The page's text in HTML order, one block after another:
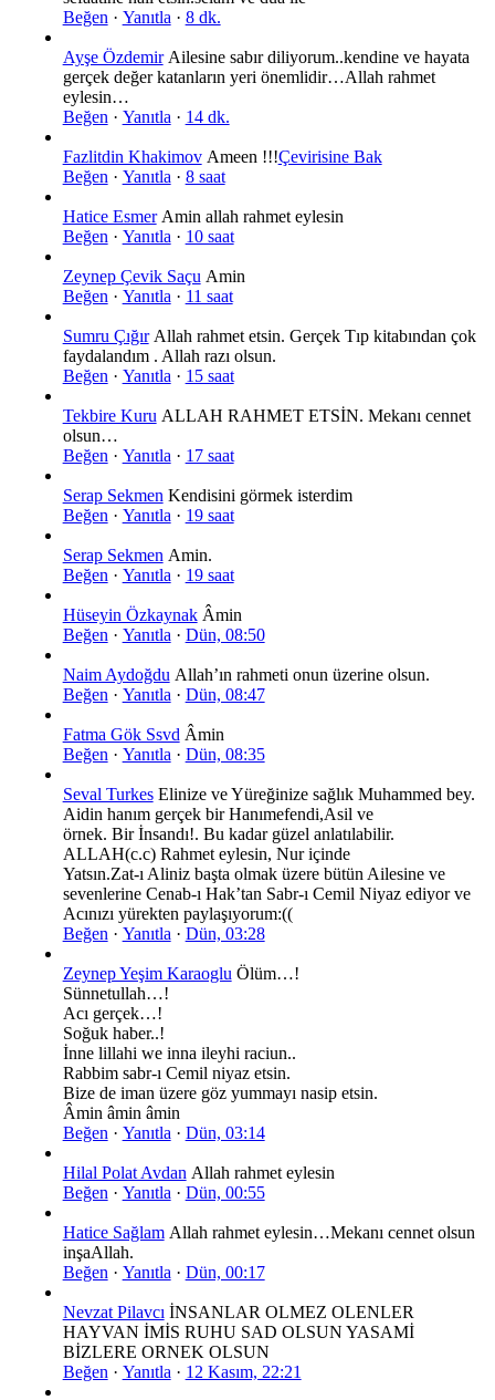
Beğen · Yanıtla · 8 dk.
Ayşe ÖzdemirAilesine sabır diliyorum..kendine ve hayata
gerçek değer katanların yeri önemlidir…Allah rahmet
eylesin…
Beğen · Yanıtla · 14 dk.
Fazlitdin KhakimovAmeen !!!Çevirisine Bak
Beğen · Yanıtla · 8 saat
Hatice EsmerAmin allah rahmet eylesin
Beğen · Yanıtla · 10 saat
Zeynep Çevik Saçu Amin
Beğen · Yanıtla · 11 saat
Sumru ÇığırAllah rahmet etsin. Gerçek Tıp kitabından çok
faydalandım . Allah razı olsun.
Beğen · Yanıtla · 15 saat
Tekbire Kuru ALLAH RAHMET ETSİN. Mekanı cennet
olsun…
Beğen · Yanıtla · 17 saat
Serap Sekmen Kendisini görmek isterdim
Beğen · Yanıtla · 19 saat
Serap Sekmen Amin.
Beğen · Yanıtla · 19 saat
Hüseyin ÖzkaynakÂmin
Beğen · Yanıtla · Dün, 08:50
Naim Aydoğdu Allah’ın rahmeti onun üzerine olsun.
Beğen · Yanıtla · Dün, 08:47
Fatma Gök Ssvd Âmin
Beğen · Yanıtla · Dün, 08:35
Seval TurkesElinize ve Yüreğinize sağlık Muhammed bey.
Aidin hanım gerçek bir Hanımefendi,Asil ve
örnek. Bir İnsandı!. Bu kadar güzel anlatılabilir.
ALLAH(c.c) Rahmet eylesin, Nur içinde
Yatsın.Zat-ı Aliniz başta olmak üzere bütün Ailesine ve
sevenlerine Cenab-ı Hak’tan Sabr-ı Cemil Niyaz ediyor ve
Acınızı yürekten paylaşıyorum:((
Beğen · Yanıtla · Dün, 03:28
Zeynep Yeşim Karaoglu Ölüm…!
Sünnetullah…!
Acı gerçek…!
Soğuk haber..!
İnne lillahi we inna ileyhi raciun..
Rabbim sabr-ı Cemil niyaz etsin.
Bize de iman üzere göz yummayı nasip etsin.
Âmin âmin âmin
Beğen · Yanıtla · Dün, 03:14
Hilal Polat Avdan Allah rahmet eylesin
Beğen · Yanıtla · Dün, 00:55
Hatice SağlamAllah rahmet eylesin…Mekanı cennet olsun
inşaAllah.
Beğen · Yanıtla · Dün, 00:17
Nevzat Pilavcı İNSANLAR OLMEZ OLENLER
HAYVAN İMİS RUHU SAD OLSUN YASAMİ
BİZLERE ORNEK OLSUN
Beğen · Yanıtla · 12 Kasım, 22:21